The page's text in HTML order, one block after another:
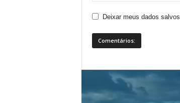
Deixar meus dados salvos